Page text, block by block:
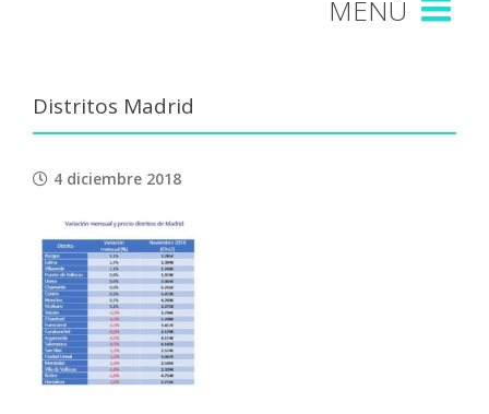
Distritos Madrid
4 diciembre 2018